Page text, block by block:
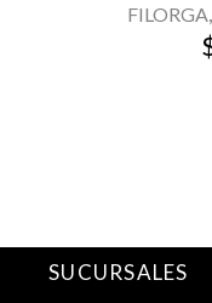
FILORGA,
SUCURSALES